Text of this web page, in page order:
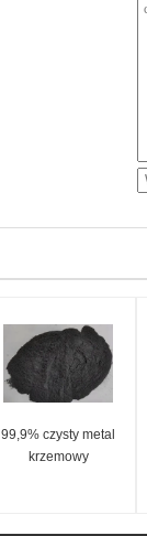
99,9% czysty metal
krzemowy